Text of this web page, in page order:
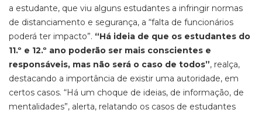
a estudante, que viu alguns estudantes a infringir normas
de distanciamento e segurança, a “falta de funcionários
poderá ter impacto”. “Há ideia de que os estudantes do
11.º e 12.º ano poderão ser mais conscientes e
responsáveis, mas não será o caso de todos”, realça,
destacando a importância de existir uma autoridade, em
certos casos. “Há um choque de ideias, de informação, de
mentalidades”, alerta, relatando os casos de estudantes